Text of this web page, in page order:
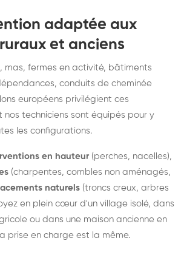
adaptée aux
et anciens
mas, fermes en activité, bâtiments
conduits de cheminée
européens privilégient ces
nos techniciens sont équipés pour y
les configurations.
en hauteur (perches, nacelles),
(charpentes, combles non aménagés,
naturels (troncs creux, arbres
en plein cœur d'un village isolé, dans
ou dans une maison ancienne en
prise en charge est la même.